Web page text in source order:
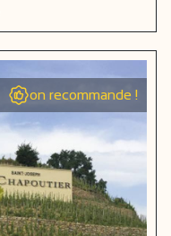
on recommande !